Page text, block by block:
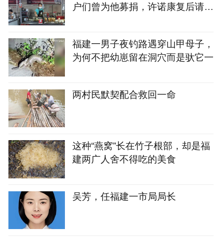
户们曾为他募捐，许诺康复后请所
福建一男子夜钓路遇穿山甲母子，
为何不把幼崽留在洞穴而是驮它一
两村民默契配合救回一命
这种“燕窝”长在竹子根部，却是福
建两广人舍不得吃的美食
吴芳，任福建一市局局长